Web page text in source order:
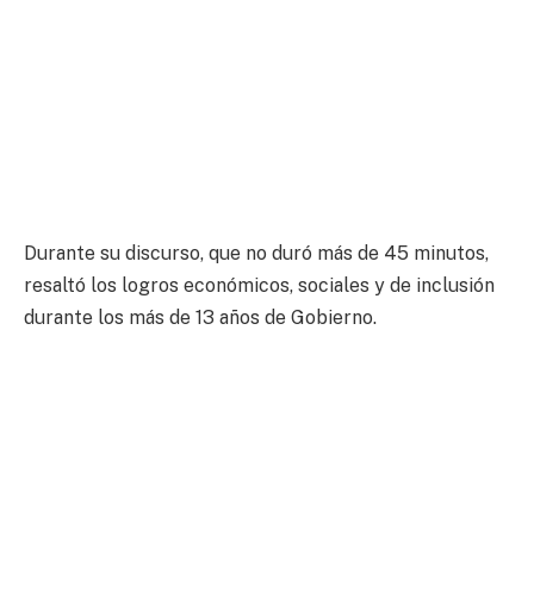
Durante su discurso, que no duró más de 45 minutos,
resaltó los logros económicos, sociales y de inclusión
durante los más de 13 años de Gobierno.